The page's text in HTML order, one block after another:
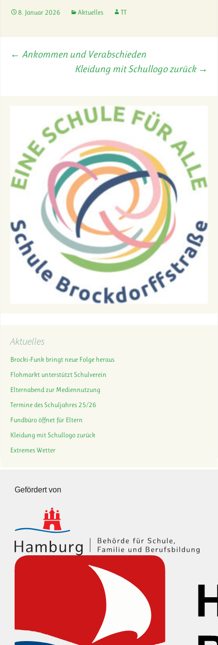
8. Januar 2026 Aktuelles TT
← Ankommen und Verabschieden
Kleidung mit Schullogo zurück →
Aktuelles
Brocki-Funk bringt neue Folge heraus
Flohmarkt unterstützt Schulverein
Elternabend zur Mediennutzung
Termine des Schuljahres 25/26
Fundbüro öffnet für Eltern
Kleidung mit Schullogo zurück
Extremes Wetter
Gefördert von